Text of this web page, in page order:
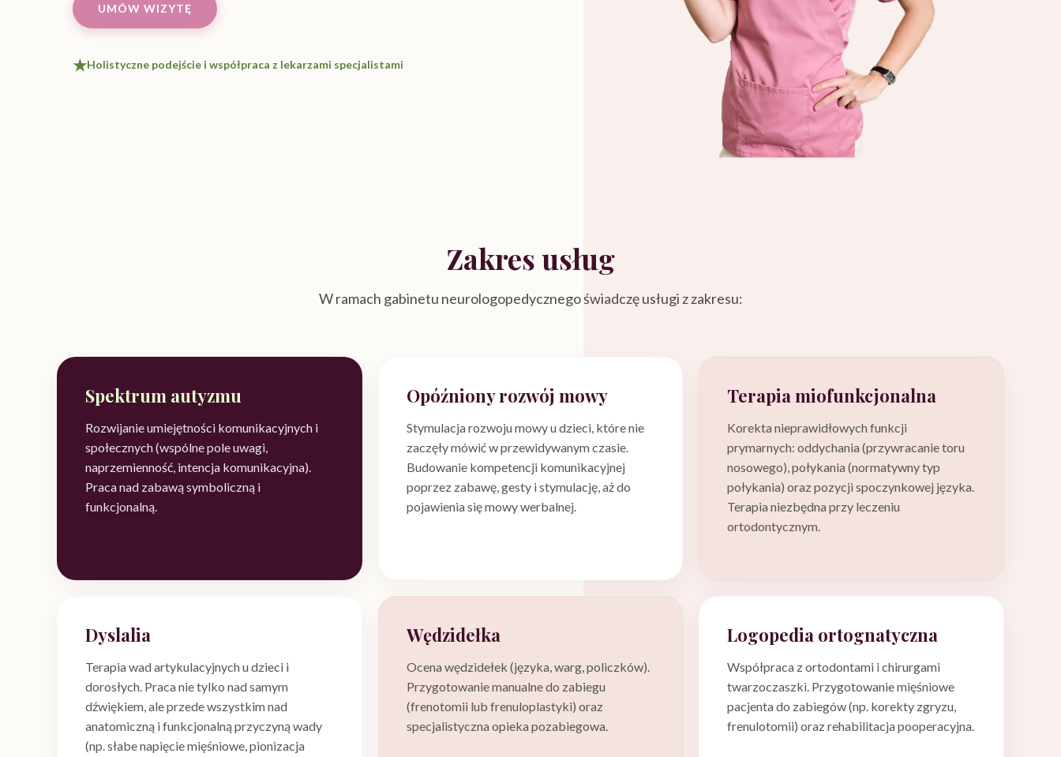
UMÓW WIZYTĘ
Holistyczne podejście i współpraca z lekarzami specjalistami
Zakres usług
W ramach gabinetu neurologopedycznego świadczę usługi z zakresu:
Spektrum autyzmu
Rozwijanie umiejętności komunikacyjnych i
społecznych (wspólne pole uwagi,
naprzemienność, intencja komunikacyjna).
Praca nad zabawą symboliczną i
funkcjonalną.
Opóźniony rozwój mowy
Stymulacja rozwoju mowy u dzieci, które nie
zaczęły mówić w przewidywanym czasie.
Budowanie kompetencji komunikacyjnej
poprzez zabawę, gesty i stymulację, aż do
pojawienia się mowy werbalnej.
Terapia miofunkcjonalna
Korekta nieprawidłowych funkcji
prymarnych: oddychania (przywracanie toru
nosowego), połykania (normatywny typ
połykania) oraz pozycji spoczynkowej języka.
Terapia niezbędna przy leczeniu
ortodontycznym.
Dyslalia
Terapia wad artykulacyjnych u dzieci i
dorosłych. Praca nie tylko nad samym
dźwiękiem, ale przede wszystkim nad
anatomiczną i funkcjonalną przyczyną wady
(np. słabe napięcie mięśniowe, pionizacja
Wędzidełka
Ocena wędzidełek (języka, warg, policzków).
Przygotowanie manualne do zabiegu
(frenotomii lub frenuloplastyki) oraz
specjalistyczna opieka pozabiegowa.
Logopedia ortognatyczna
Współpraca z ortodontami i chirurgami
twarzoczaszki. Przygotowanie mięśniowe
pacjenta do zabiegów (np. korekty zgryzu,
frenulotomii) oraz rehabilitacja pooperacyjna.